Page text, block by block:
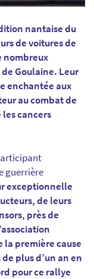
nantaise du
de voitures de
nombreux
Goulaine. Leur
enchantée aux
au combat de
cancers
guerrière
exceptionnelle
de leurs
près de
première cause
plus d’un an en
pour ce rallye